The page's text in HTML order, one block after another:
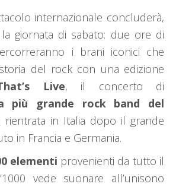
internazionale concluderà,
giornata di sabato: due ore di
i brani iconici che
del rock con una edizione
Live, il concerto di
più grande rock band del
rientrata in Italia dopo il grande
in Francia e Germania.
elementi provenienti da tutto il
vede suonare all’unisono